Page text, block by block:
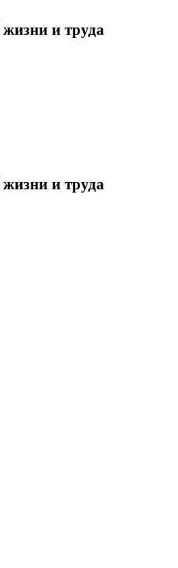
и труда
и труда